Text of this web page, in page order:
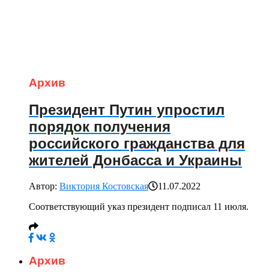
Архив
Президент Путин упростил
порядок получения
российского гражданства для
жителей Донбасса и Украины
Автор: Виктория Костовская
11.07.2022
Соответствующий указ президент подписал 11 июля.
Архив